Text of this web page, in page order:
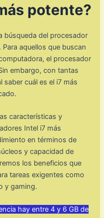
potente?
búsqueda del procesador
aquellos que buscan
el procesador
embargo, con tantas
saber cuál es el i7 más
características y
Intel i7 más
en términos de
y capacidad de
los beneficios que
tareas exigentes como
y gaming.
hay entre 4 y 6 GB de